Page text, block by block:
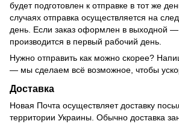
будет подготовлен к отправке в тот же
случаях отправка осуществляется на
день. Если заказ оформлен в выходной —
производится в первый рабочий день.
Нужно отправить как можно скорее?
— мы сделаем всё возможное, чтобы
Доставка
Новая Почта осуществляет доставку
территории Украины. Обычно доставка